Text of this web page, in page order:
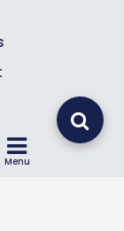
Menu